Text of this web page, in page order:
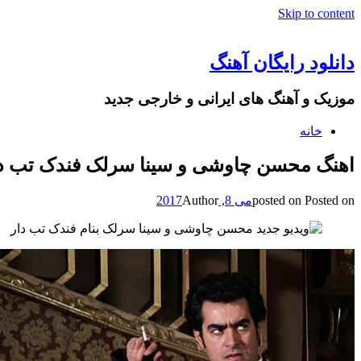
Skip to content
دانلود رایگان آهنگ
موزیک و آهنگ های ایرانی و خارجی جدید
خانه
اهنگ محسن چاوشی و سینا سرلک فندک تب
posted on Posted on می 8, 2017 Author